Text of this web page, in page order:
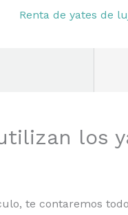
Renta de yates de
los
te contaremos